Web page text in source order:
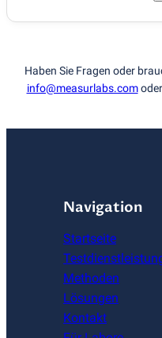
Haben Sie Fragen oder
info@measurlabs.com
Navigation
Startseite
Methoden
Lösungen
Kontakt